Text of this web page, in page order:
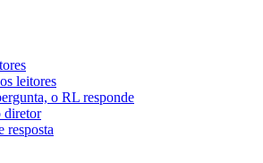
leitores
o RL responde
diretor
resposta